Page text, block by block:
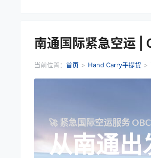
南通国际紧急空运 |
当前位置： 首页 > Hand Carry手提货 >
🚀 紧急国际空运服务
从南通出